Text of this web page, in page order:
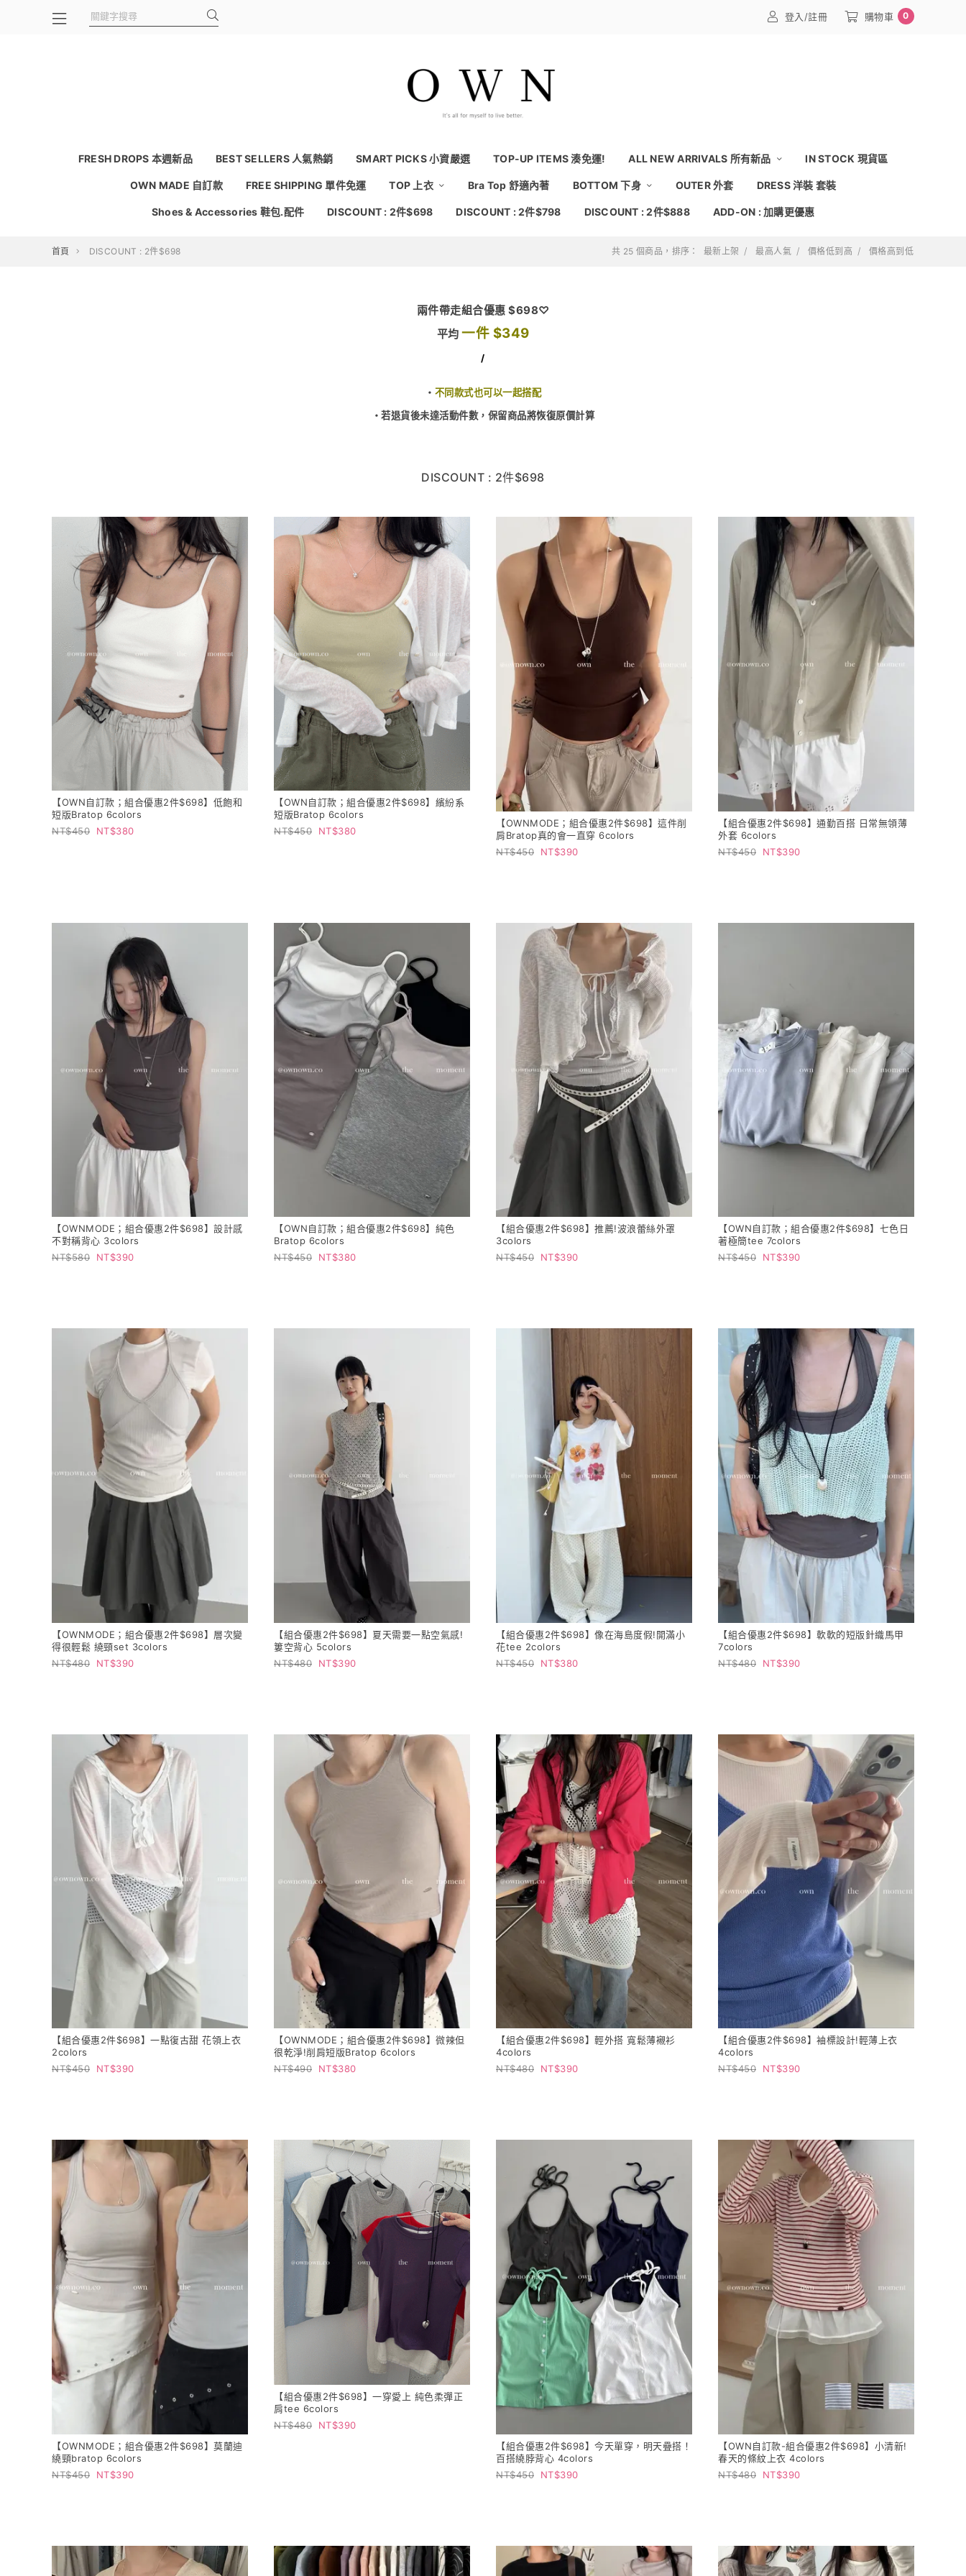
登入/註冊 購物車 0
FRESH DROPS 本週新品 BEST SELLERS 人氣熱銷 SMART PICKS 小資嚴選 TOP-UP ITEMS 湊免運! ALL NEW ARRIVALS 所有新品 IN STOCK 現貨區
OWN MADE 自訂款 FREE SHIPPING 單件免運 TOP 上衣 Bra Top 舒適內著 BOTTOM 下身 OUTER 外套 DRESS 洋裝 套裝
Shoes & Accessories 鞋包.配件 DISCOUNT : 2件$698 DISCOUNT : 2件$798 DISCOUNT : 2件$888 ADD-ON : 加購更優惠
首頁 DISCOUNT : 2件$698 共 25 個商品，排序： 最新上架 最高人氣 價格低到高 價格高到低
兩件帶走組合優惠 $698♡
平均 一件 $349
/
・ 不同款式也可以一起搭配
・若退貨後未達活動件數，保留商品將恢復原價計算
DISCOUNT : 2件$698
【OWN自訂款；組合優惠2件$698】低飽和
短版Bratop 6colors
450
380
【OWN自訂款；組合優惠2件$698】繽紛系
短版Bratop 6colors
450
380
【OWNMODE；組合優惠2件$698】這件削
肩Bratop真的會一直穿 6colors
450
390
【組合優惠2件$698】通勤百搭 日常無領薄
外套 6colors
450
390
【OWNMODE；組合優惠2件$698】設計感
不對稱背心 3colors
580
390
【OWN自訂款；組合優惠2件$698】純色
Bratop 6colors
450
380
【組合優惠2件$698】推薦!波浪蕾絲外罩
3colors
450
390
【OWN自訂款；組合優惠2件$698】七色日
著極簡tee 7colors
450
390
【OWNMODE；組合優惠2件$698】層次變
得很輕鬆 繞頸set 3colors
480
390
【組合優惠2件$698】夏天需要一點空氣感!
簍空背心 5colors
480
390
【組合優惠2件$698】像在海島度假!開滿小
花tee 2colors
450
380
【組合優惠2件$698】軟軟的短版針織馬甲
7colors
480
390
【組合優惠2件$698】一點復古甜 花領上衣
2colors
450
390
【OWNMODE；組合優惠2件$698】微辣但
很乾淨!削肩短版Bratop 6colors
490
380
【組合優惠2件$698】輕外搭 寬鬆薄襯衫
4colors
480
390
【組合優惠2件$698】袖標設計!輕薄上衣
4colors
450
390
【OWNMODE；組合優惠2件$698】莫蘭迪
繞頸bratop 6colors
450
390
【組合優惠2件$698】一穿愛上 純色柔彈正
肩tee 6colors
480
390
【組合優惠2件$698】今天單穿，明天疊搭！
百搭繞脖背心 4colors
450
390
【OWN自訂款-組合優惠2件$698】小清新!
春天的條紋上衣 4colors
480
390